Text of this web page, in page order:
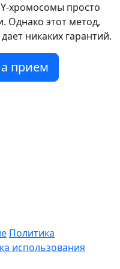
хромосомы просто
Однако этот метод,
никаких гарантий.
прием
Политика
использования